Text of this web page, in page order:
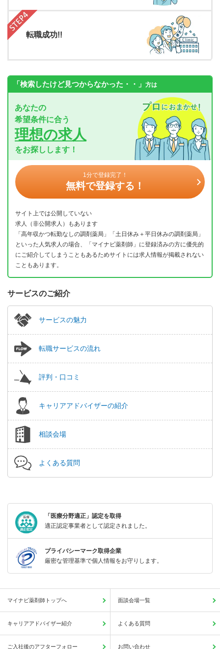
転職成功!!
「検索したけど見つからなかった・・」 方は
あなたの
希望条件に合う
理想の求人
をお探しします！
1分で登録完了！
無料で登録する！
サイト上では公開していない
求人（非公開求人）もあります
「高年収かつ転勤なしの調剤薬局」「土日休み＋平日休みの調剤薬局」
といった人気求人の場合、「マイナビ薬剤師」に登録済みの方に優先的
にご紹介してしまうこともあるためサイトには求人情報が掲載されない
こともあります。
サービスのご紹介
サービスの魅力
転職サービスの流れ
評判・口コミ
キャリアアドバイザーの紹介
相談会場
よくある質問
「医療分野適正」認定を取得
適正認定事業者として認定されました。
プライバシーマーク取得企業
厳密な管理基準で個人情報をお守りします。
マイナビ薬剤師トップへ 面談会場一覧
キャリアアドバイザー紹介 よくある質問
ご入社後のアフターフォロー お問い合わせ